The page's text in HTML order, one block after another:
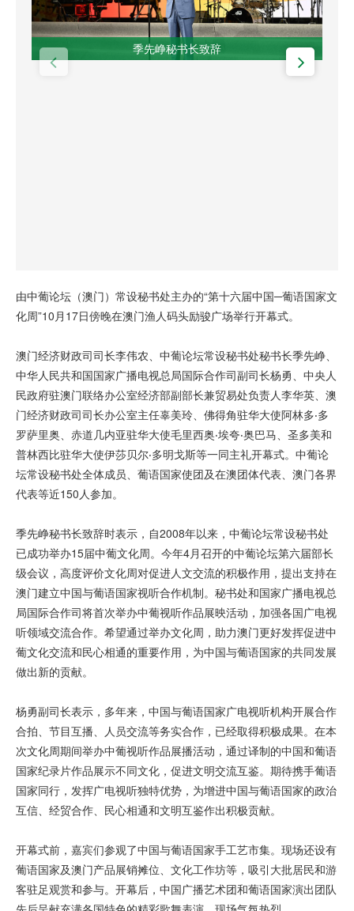
季先峥秘书长致辞
由中葡论坛（澳门）常设秘书处主办的“第十六届中国─葡语国家文
化周”10月17日傍晚在澳门渔人码头励骏广场举行开幕式。
澳门经济财政司司长李伟农、中葡论坛常设秘书处秘书长季先峥、
中华人民共和国国家广播电视总局国际合作司副司长杨勇、中央人
民政府驻澳门联络办公室经济部副部长兼贸易处负责人李华英、澳
门经济财政司司长办公室主任辜美玲、佛得角驻华大使阿林多‧多
罗萨里奥、赤道几内亚驻华大使毛里西奥‧埃夸‧奥巴马、圣多美和
普林西比驻华大使伊莎贝尔‧多明戈斯等一同主礼开幕式。中葡论
坛常设秘书处全体成员、葡语国家使团及在澳团体代表、澳门各界
代表等近150人参加。
季先峥秘书长致辞时表示，自2008年以来，中葡论坛常设秘书处
已成功举办15届中葡文化周。今年4月召开的中葡论坛第六届部长
级会议，高度评价文化周对促进人文交流的积极作用，提出支持在
澳门建立中国与葡语国家视听合作机制。秘书处和国家广播电视总
局国际合作司将首次举办中葡视听作品展映活动，加强各国广电视
听领域交流合作。希望通过举办文化周，助力澳门更好发挥促进中
葡文化交流和民心相通的重要作用，为中国与葡语国家的共同发展
做出新的贡献。
杨勇副司长表示，多年来，中国与葡语国家广电视听机构开展合作
合拍、节目互播、人员交流等务实合作，已经取得积极成果。在本
次文化周期间举办中葡视听作品展播活动，通过译制的中国和葡语
国家纪录片作品展示不同文化，促进文明交流互鉴。期待携手葡语
国家同行，发挥广电视听独特优势，为增进中国与葡语国家的政治
互信、经贸合作、民心相通和文明互鉴作出积极贡献。
开幕式前，嘉宾们参观了中国与葡语国家手工艺市集。现场还设有
葡语国家及澳门产品展销摊位、文化工作坊等，吸引大批居民和游
客驻足观赏和参与。开幕后，中国广播艺术团和葡语国家演出团队